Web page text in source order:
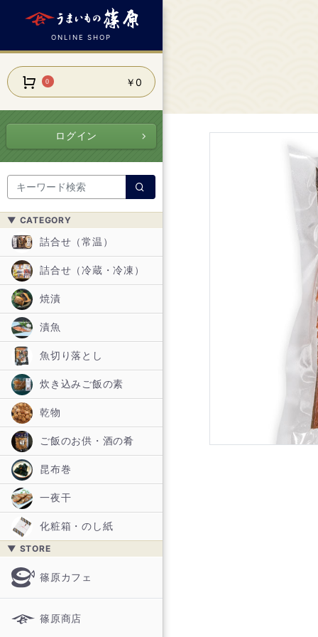
ONLINE SHOP
0 ￥0
ログイン
▼ CATEGORY
詰合せ（常温）
詰合せ（冷蔵・冷凍）
焼漬
漬魚
魚切り落とし
炊き込みご飯の素
乾物
ご飯のお供・酒の肴
昆布巻
一夜干
化粧箱・のし紙
▼ STORE
篠原カフェ
篠原商店